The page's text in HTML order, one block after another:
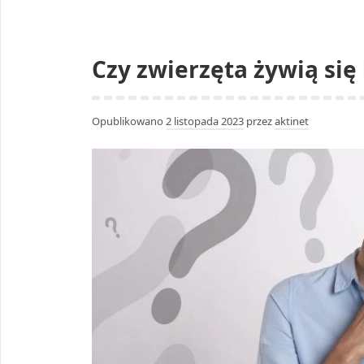
Czy zwierzęta żywią
Opublikowano 2 listopada 2023 przezaktinet